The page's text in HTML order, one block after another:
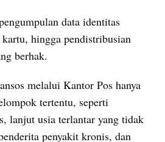
data identitas
hingga pendistribusian
berhak.
melalui Kantor Pos hanya
tertentu, seperti
lanjut usia terlantar yang tidak
penyakit kronis, dan